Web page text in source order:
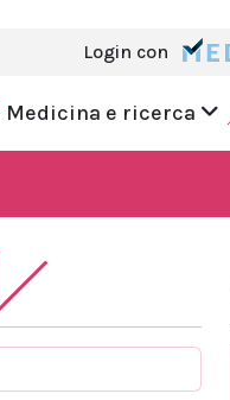
Login con
Medicina e ricerca